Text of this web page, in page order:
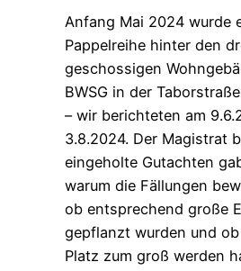
Anfang Mai 2024 wurde
Pappelreihe hinter den
geschossigen
BWSG in der
– wir berichteten am
3.8.2024. Der Magistrat
eingeholte Gutachten
warum die Fällungen
ob entsprechend große
gepflanzt wurden und
Platz zum groß werden